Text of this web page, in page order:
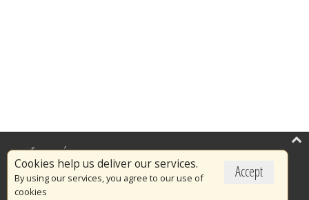
Accept
Cookies help us deliver our services.
By using our services, you agree to our use of
cookies
Επικαιρότητα
Το Πυροσβεστικό Σώμα